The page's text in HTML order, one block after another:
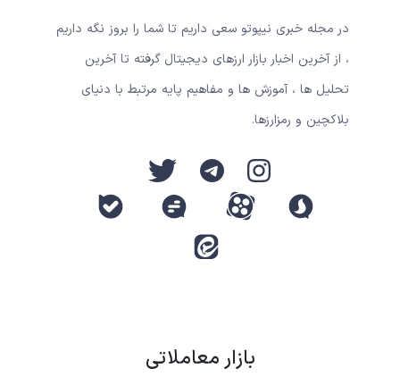
در مجله خبری نیپوتو سعی داریم تا شما را بروز نگه داریم
، از آخرین اخبار بازار ارزهای دیجیتال گرفته تا آخرین
تحلیل ها ، آموزش ها و مفاهیم پایه مرتبط با دنیای
بلاکچین و رمزارزها.
بازار معاملاتی